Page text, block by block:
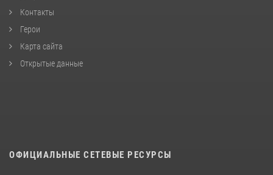
Контакты
Герои
Карта сайта
Открытые данные
ОФИЦИАЛЬНЫЕ СЕТЕВЫЕ РЕСУРСЫ